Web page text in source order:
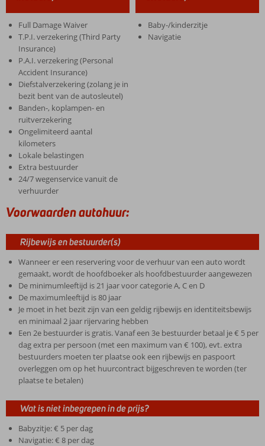
Full Damage Waiver
T.P.I. verzekering (Third Party
Insurance)
P.A.I. verzekering (Personal
Accident Insurance)
Diefstalverzekering (zolang je in
bezit bent van de autosleutel)
Banden-, koplampen- en
ruitverzekering
Ongelimiteerd aantal
kilometers
Lokale belastingen
Extra bestuurder
24/7 wegenservice vanuit de
verhuurder
Baby-/kinderzitje
Navigatie
Voorwaarden autohuur:
Rijbewijs en bestuurder(s)
Wanneer er een reservering voor de verhuur van een auto wordt
gemaakt, wordt de hoofdboeker als hoofdbestuurder aangewezen
De minimumleeftijd is 21 jaar voor categorie A, C en D
De maximumleeftijd is 80 jaar
Je moet in het bezit zijn van een geldig rijbewijs en identiteitsbewijs
en minimaal 2 jaar rijervaring hebben
Een 2e bestuurder is gratis. Vanaf een 3e bestuurder betaal je € 5 per
dag extra per persoon (met een maximum van € 100), evt. extra
bestuurders moeten ter plaatse ook een rijbewijs en paspoort
overleggen om op het huurcontract bijgeschreven te worden (ter
plaatse te betalen)
Wat is niet inbegrepen in de prijs?
Babyzitje: € 5 per dag
Navigatie: € 8 per dag